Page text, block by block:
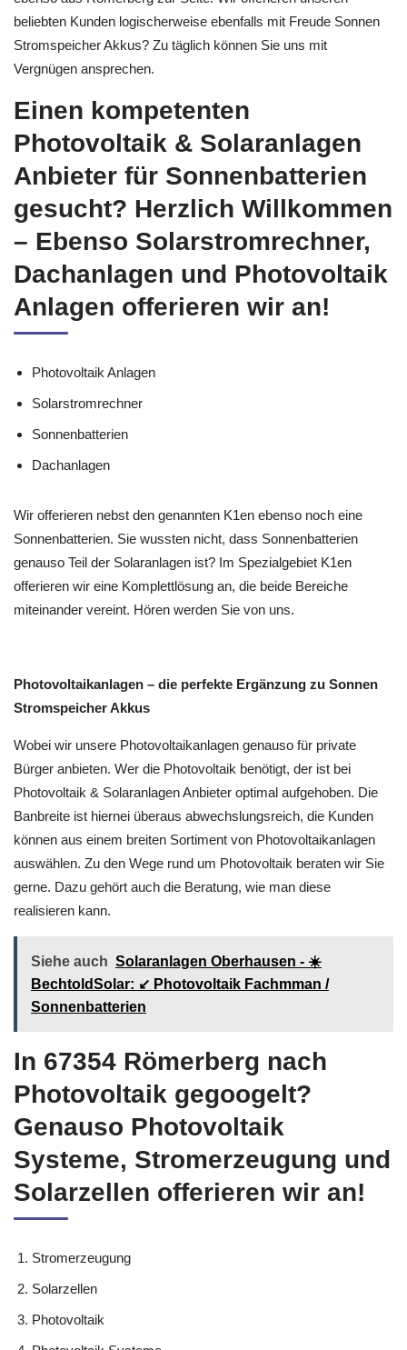
beliebten Kunden logischerweise ebenfalls mit Freude Sonnen
Stromspeicher Akkus? Zu täglich können Sie uns mit
Vergnügen ansprechen.
Einen kompetenten
Photovoltaik & Solaranlagen
Anbieter für Sonnenbatterien
gesucht? Herzlich Willkommen
– Ebenso Solarstromrechner,
Dachanlagen und Photovoltaik
Anlagen offerieren wir an!
Photovoltaik Anlagen
Solarstromrechner
Sonnenbatterien
Dachanlagen
Wir offerieren nebst den genannten K1en ebenso noch eine
Sonnenbatterien. Sie wussten nicht, dass Sonnenbatterien
genauso Teil der Solaranlagen ist? Im Spezialgebiet K1en
offerieren wir eine Komplettlösung an, die beide Bereiche
miteinander vereint. Hören werden Sie von uns.
Photovoltaikanlagen – die perfekte Ergänzung zu Sonnen
Stromspeicher Akkus
Wobei wir unsere Photovoltaikanlagen genauso für private
Bürger anbieten. Wer die Photovoltaik benötigt, der ist bei
Photovoltaik & Solaranlagen Anbieter optimal aufgehoben. Die
Banbreite ist hiernei überaus abwechslungsreich, die Kunden
können aus einem breiten Sortiment von Photovoltaikanlagen
auswählen. Zu den Wege rund um Photovoltaik beraten wir Sie
gerne. Dazu gehört auch die Beratung, wie man diese
realisieren kann.
Siehe auch Solaranlagen Oberhausen - ☀️
BechtoldSolar: ↙️ Photovoltaik Fachmman /
Sonnenbatterien
In 67354 Römerberg nach
Photovoltaik gegoogelt?
Genauso Photovoltaik
Systeme, Stromerzeugung und
Solarzellen offerieren wir an!
Stromerzeugung
Solarzellen
Photovoltaik